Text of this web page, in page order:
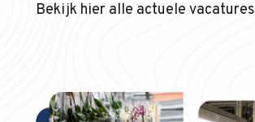
Bekijk hier alle actuele vacatures